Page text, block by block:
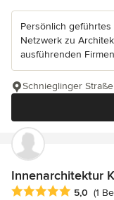
Persönlich
Netzwerk zu
ausführenden
Schnieglinger
Innenarchitektur
Durchschnittliche
5,0 (1